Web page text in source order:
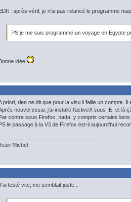
: après vérif, je n'ai pas relancé le programme
PS je me suis programmé un voyage en Egypte
idée
priori, rien ne dit que pour la visu il faille un compte.
nouvel essai, j'ai installé l'activeX sous IE, et là
contre sous Firefox, nada, y compris certains
le passage à la V3 de Firefox est-il aujourd'hui
Michel
testé vite, me semblait juste...